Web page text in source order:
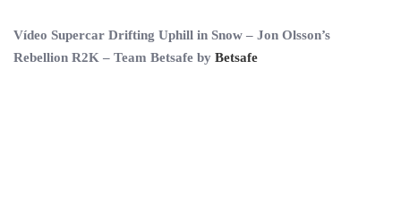
Vídeo Supercar Drifting Uphill in Snow – Jon Olsson’s
Rebellion R2K – Team Betsafe by Betsafe